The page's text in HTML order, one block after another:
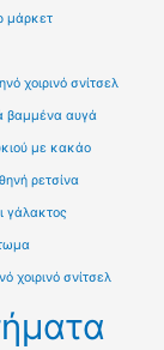
μάρκετ
χοιρινό σνίτσελ
βαμμένα αυγά
με κακάο
ρετσίνα
γάλακτος
χοιρινό σνίτσελ